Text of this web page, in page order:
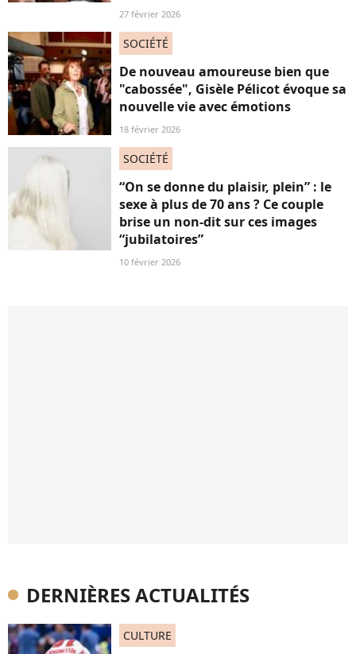
27 février 2026
SOCIÉTÉ
De nouveau amoureuse bien que
"cabossée", Gisèle Pélicot évoque sa
nouvelle vie avec émotions
18 février 2026
SOCIÉTÉ
“On se donne du plaisir, plein” : le
sexe à plus de 70 ans ? Ce couple
brise un non-dit sur ces images
“jubilatoires”
10 février 2026
DERNIÈRES ACTUALITÉS
CULTURE